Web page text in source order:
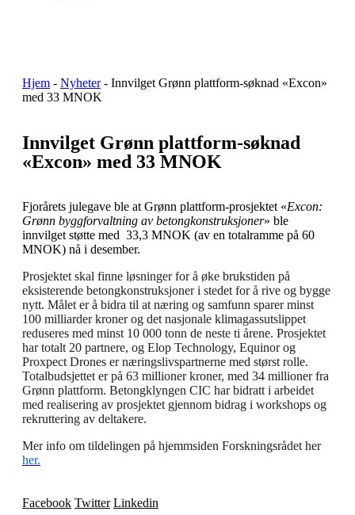
Hjem - Nyheter- Innvilget Grønn plattform-søknad «Excon»
med 33 MNOK
Innvilget Grønn plattform-søknad
«Excon» med 33 MNOK
Fjorårets julegave ble at Grønn plattform-prosjektet «Excon:
Grønn byggforvaltning av betongkonstruksjoner» ble
innvilget støtte med 33,3 MNOK (av en totalramme på 60
MNOK) nå i desember.
Prosjektet skal finne løsninger for å øke brukstiden på
eksisterende betongkonstruksjoner i stedet for å rive og bygge
nytt. Målet er å bidra til at næring og samfunn sparer minst
100 milliarder kroner og det nasjonale klimagassutslippet
reduseres med minst 10 000 tonn de neste ti årene. Prosjektet
har totalt 20 partnere, og Elop Technology, Equinor og
Proxpect Drones er næringslivspartnerne med størst rolle.
Totalbudsjettet er på 63 millioner kroner, med 34 millioner fra
Grønn plattform. Betongklyngen CIC har bidratt i arbeidet
med realisering av prosjektet gjennom bidrag i workshops og
rekruttering av deltakere.
Mer info om tildelingen på hjemmsiden Forskningsrådet her
her.
Facebook Twitter Linkedin